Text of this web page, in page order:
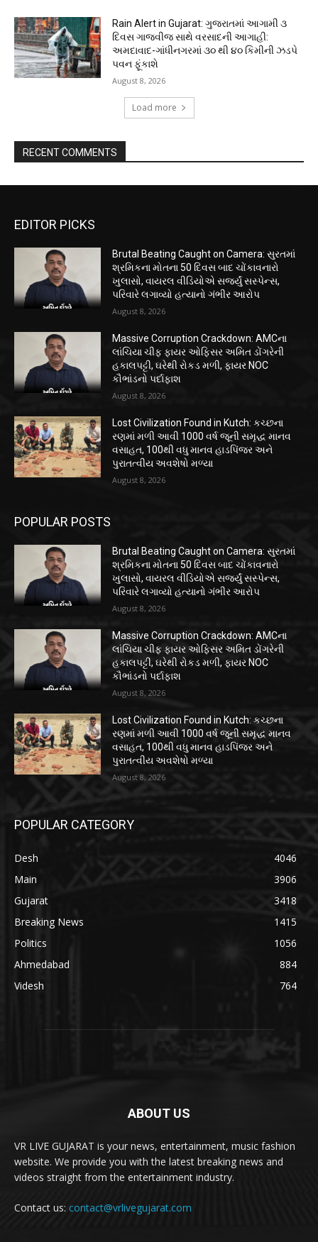
Rain Alert in Gujarat: ગુજરાતમાં આગામી ૩
દિવસ ગાજવીજ સાથે વરસાદની આગાહી:
અમદાવાદ-ગાંધીનગરમાં ૩૦ થી ૪૦ કિમીની ઝડપે
પવન ફૂંકાશે
August 8, 2026
Load more
RECENT COMMENTS
EDITOR PICKS
Brutal Beating Caught on Camera: સુરતમાં
શ્રમિકના મોતના 50 દિવસ બાદ ચોંકાવનારો
ખુલાસો, વાયરલ વીડિયોએ સર્જ્યું સસ્પેન્સ,
પરિવારે લગાવ્યો હત્યાનો ગંભીર આરોપ
August 8, 2026
Massive Corruption Crackdown: AMCના
લાંચિયા ચીફ ફાયર ઓફિસર અમિત ડોંગરેની
હકાલપટ્ટી, ઘરેથી રોકડ મળી, ફાયર NOC
કૌભાંડનો પર્દાફાશ
August 8, 2026
Lost Civilization Found in Kutch: કચ્છના
રણમાં મળી આવી 1000 વર્ષ જૂની સમૃદ્ધ માનવ
વસાહત, 100થી વધુ માનવ હાડપિંજર અને
પુરાતત્વીય અવશેષો મળ્યા
August 8, 2026
POPULAR POSTS
Brutal Beating Caught on Camera: સુરતમાં
શ્રમિકના મોતના 50 દિવસ બાદ ચોંકાવનારો
ખુલાસો, વાયરલ વીડિયોએ સર્જ્યું સસ્પેન્સ,
પરિવારે લગાવ્યો હત્યાનો ગંભીર આરોપ
August 8, 2026
Massive Corruption Crackdown: AMCના
લાંચિયા ચીફ ફાયર ઓફિસર અમિત ડોંગરેની
હકાલપટ્ટી, ઘરેથી રોકડ મળી, ફાયર NOC
કૌભાંડનો પર્દાફાશ
August 8, 2026
Lost Civilization Found in Kutch: કચ્છના
રણમાં મળી આવી 1000 વર્ષ જૂની સમૃદ્ધ માનવ
વસાહત, 100થી વધુ માનવ હાડપિંજર અને
પુરાતત્વીય અવશેષો મળ્યા
August 8, 2026
POPULAR CATEGORY
Desh
4046
Main
3906
Gujarat
3418
Breaking News
1415
Politics
1056
Ahmedabad
884
Videsh
764
ABOUT US
VR LIVE GUJARAT is your news, entertainment, music fashion
website. We provide you with the latest breaking news and
videos straight from the entertainment industry.
Contact us: contact@vrlivegujarat.com